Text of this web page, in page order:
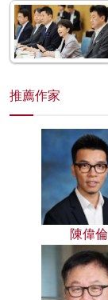
推薦作家
陳偉倫